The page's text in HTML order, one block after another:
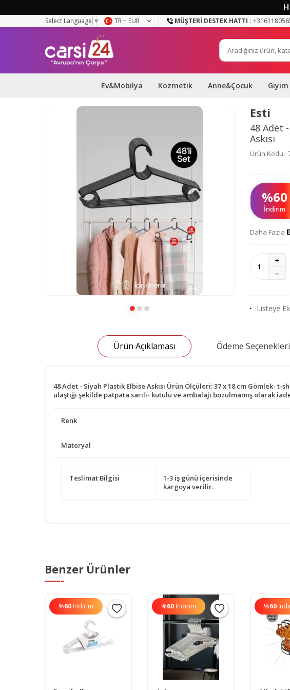
Select Language ▼ TR − EUR MÜŞTERI DESTEK HATTI :
Ev&Mobilya Kozmetik Anne&Çocuk
Esti
48 Adet
Askısı
Ürün Kodu:
%60
İndirim
Daha Fazla
Listeye
Ürün Açıklaması Ödeme Seçenekleri
48 Adet - Siyah Plastik Elbise Askısı Ürün Ölçüleri: 37 x 18 cm
ulaştığı şekilde patpata sarılı- kutulu ve ambalajı bozulmamış olarak
Renk
Materyal
Teslimat Bilgisi
1-3 iş günü içerisinde
kargoya verilir.
Benzer Ürünler
%60 İndirim %60 İndirim %60